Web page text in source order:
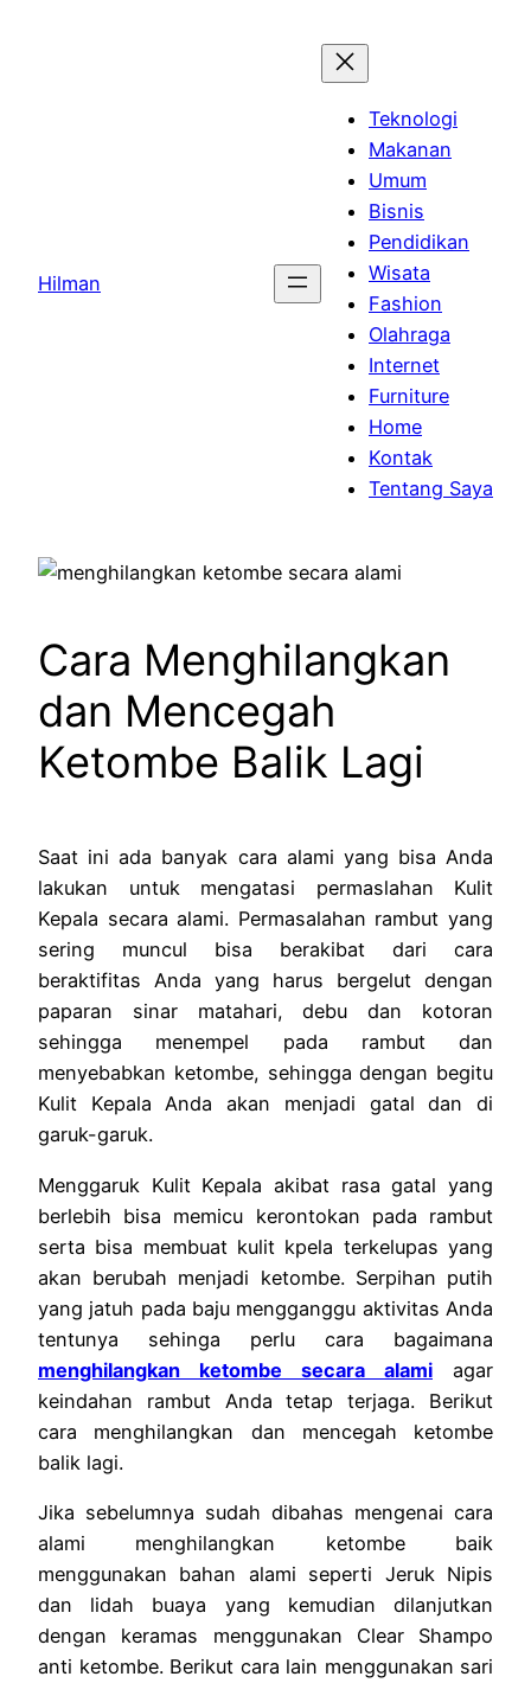
Hilman
Teknologi
Makanan
Umum
Bisnis
Pendidikan
Wisata
Fashion
Olahraga
Internet
Furniture
Home
Kontak
Tentang Saya
Cara Menghilangkan
dan Mencegah
Ketombe Balik Lagi
Saat ini ada banyak cara alami yang bisa Anda
lakukan untuk mengatasi permaslahan Kulit
Kepala secara alami. Permasalahan rambut yang
sering muncul bisa berakibat dari cara
beraktifitas Anda yang harus bergelut dengan
paparan sinar matahari, debu dan kotoran
sehingga menempel pada rambut dan
menyebabkan ketombe, sehingga dengan begitu
Kulit Kepala Anda akan menjadi gatal dan di
garuk-garuk.
Menggaruk Kulit Kepala akibat rasa gatal yang
berlebih bisa memicu kerontokan pada rambut
serta bisa membuat kulit kpela terkelupas yang
akan berubah menjadi ketombe. Serpihan putih
yang jatuh pada baju mengganggu aktivitas Anda
tentunya sehinga perlu cara bagaimana
menghilangkan ketombe secara alami agar
keindahan rambut Anda tetap terjaga. Berikut
cara menghilangkan dan mencegah ketombe
balik lagi.
Jika sebelumnya sudah dibahas mengenai cara
alami menghilangkan ketombe baik
menggunakan bahan alami seperti Jeruk Nipis
dan lidah buaya yang kemudian dilanjutkan
dengan keramas menggunakan Clear Shampo
anti ketombe. Berikut cara lain menggunakan sari